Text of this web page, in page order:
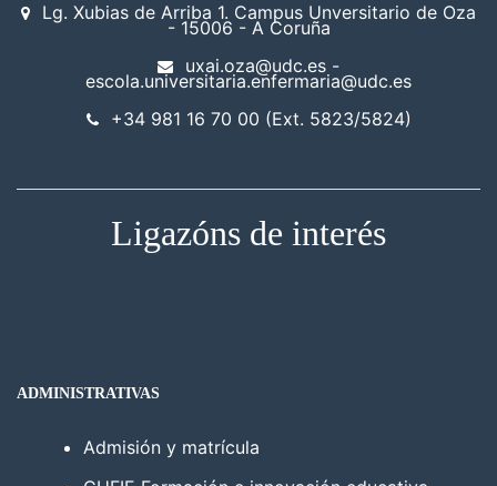
Lg. Xubias de Arriba 1. Campus Unversitario de Oza
- 15006 - A Coruña
uxai.oza@udc.es -
escola.universitaria.enfermaria@udc.es
+34 981 16 70 00 (Ext. 5823/5824)
Ligazóns de interés
ADMINISTRATIVAS
Admisión y matrícula